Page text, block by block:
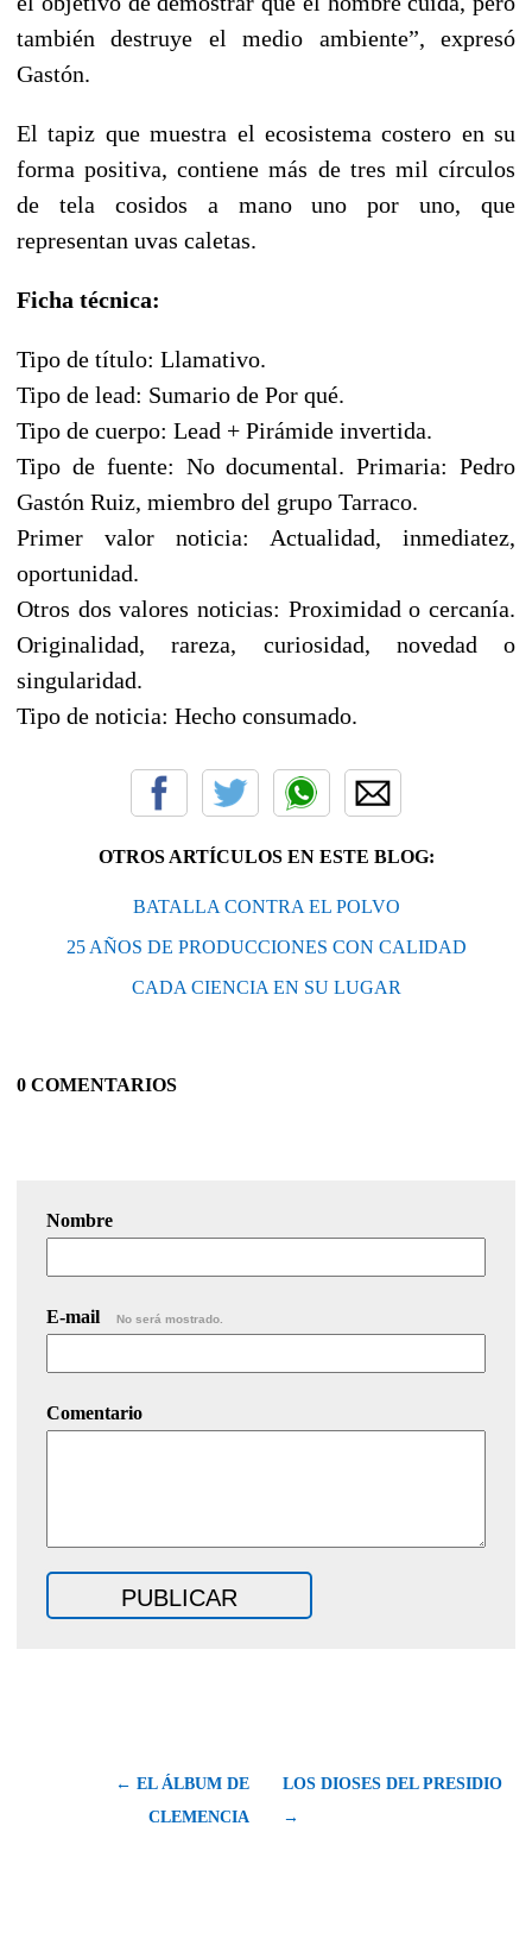
también destruye el medio ambiente”, expresó
Gastón.
El tapiz que muestra el ecosistema costero en su
forma positiva, contiene más de tres mil círculos
de tela cosidos a mano uno por uno, que
representan uvas caletas.
Ficha técnica:
Tipo de título: Llamativo.
Tipo de lead: Sumario de Por qué.
Tipo de cuerpo: Lead + Pirámide invertida.
Tipo de fuente: No documental. Primaria: Pedro
Gastón Ruiz, miembro del grupo Tarraco.
Primer valor noticia: Actualidad, inmediatez,
oportunidad.
Otros dos valores noticias: Proximidad o cercanía.
Originalidad, rareza, curiosidad, novedad o
singularidad.
Tipo de noticia: Hecho consumado.
OTROS ARTÍCULOS EN ESTE BLOG:
BATALLA CONTRA EL POLVO
25 AÑOS DE PRODUCCIONES CON CALIDAD
CADA CIENCIA EN SU LUGAR
0 COMENTARIOS
Nombre
E-mail No será mostrado.
Comentario
← EL ÁLBUM DE
CLEMENCIA
LOS DIOSES DEL PRESIDIO
→